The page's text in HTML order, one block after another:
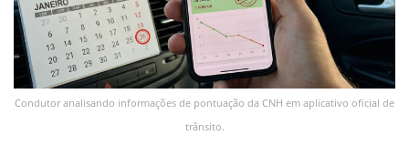
Condutor analisando informações de pontuação da CNH em aplicativo oficial de
trânsito.